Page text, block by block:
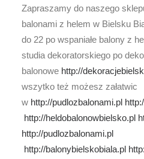
Zapraszamy do naszego
balonami z helem w Bielsku
do 22 po wspaniałe balony z
studia dekoratorskiego po
balonowe http://
wszytko też możesz załatwic
w http://pudlozbalonami.pl
http://heldobalonowbielsko.pl
http://pudlozbalonami.pl
http://balonybielskobiala.pl